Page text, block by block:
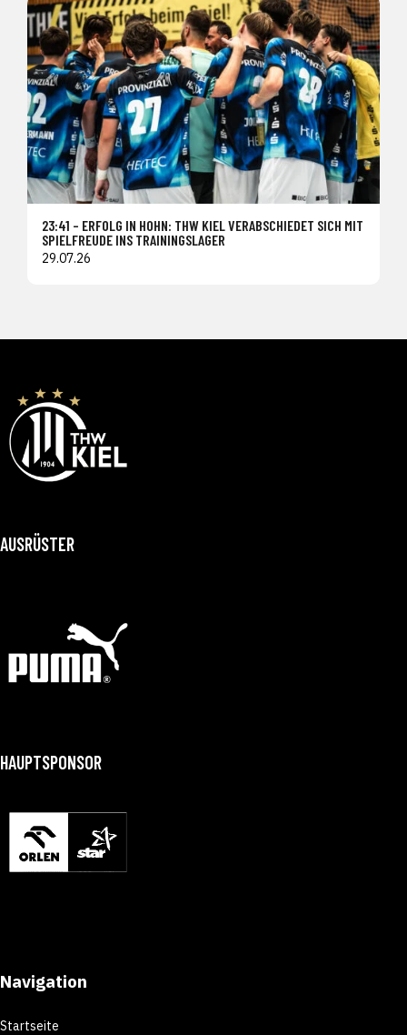
23:41 – ERFOLG IN HOHN: THW KIEL VERABSCHIEDET SICH MIT
SPIELFREUDE INS TRAININGSLAGER
29.07.26
AUSRÜSTER
HAUPTSPONSOR
Navigation
Startseite